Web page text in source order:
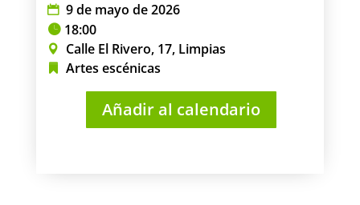
9 de mayo de 2026
18:00
Calle El Rivero, 17, Limpias
Artes escénicas
Añadir al calendario